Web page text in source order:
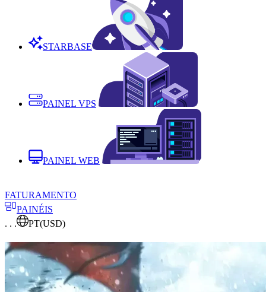
STARBASE
PAINEL VPS
PAINEL WEB
FATURAMENTO
PAINÉIS
. . .
PT(USD)